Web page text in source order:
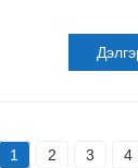
1 2 3 4